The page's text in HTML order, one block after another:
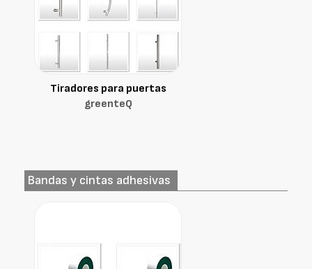
Tiradores para puertas
greenteQ
Bandas y cintas adhesivas